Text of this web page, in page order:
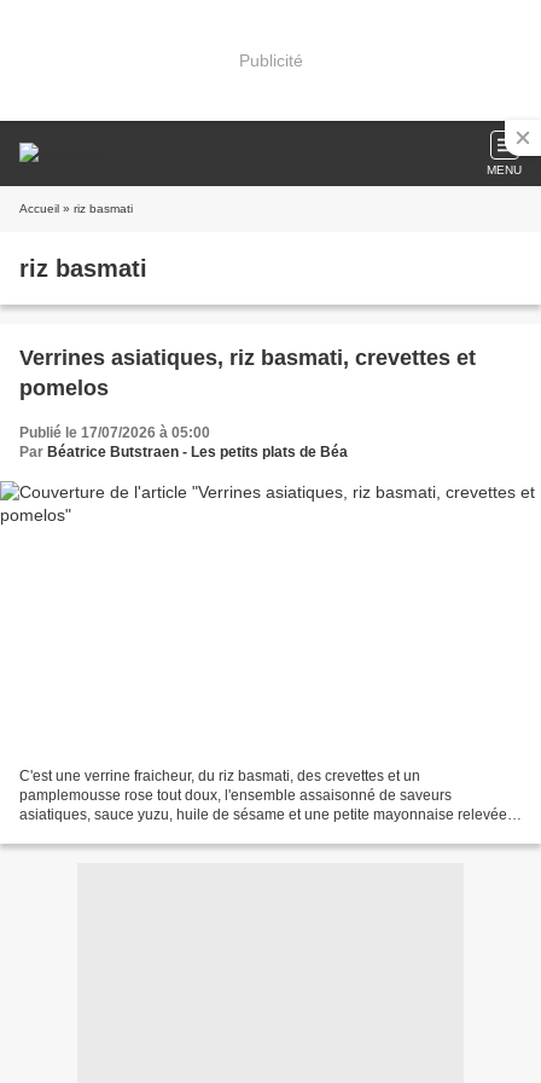
Publicité
MENU
Accueil » riz basmati
riz basmati
Verrines asiatiques, riz basmati, crevettes et
pomelos
Publié le 17/07/2026 à 05:00
Par Béatrice Butstraen - Les petits plats de Béa
C'est une verrine fraicheur, du riz basmati, des crevettes et un
pamplemousse rose tout doux, l'ensemble assaisonné de saveurs
asiatiques, sauce yuzu, huile de sésame et une petite mayonnaise relevée